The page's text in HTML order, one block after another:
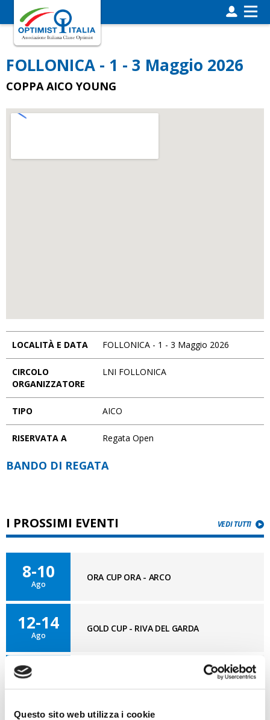
Questo sito web utilizza i cookie
FOLLONICA - 1 - 3 Maggio 2026
COPPA AICO YOUNG
LOCALITÀ E DATA FOLLONICA - 1 - 3 Maggio 2026
CIRCOLO
ORGANIZZATORE
LNI FOLLONICA
TIPO AICO
RISERVATA A Regata Open
BANDO DI REGATA
I PROSSIMI EVENTI VEDI TUTTI
8-10
Ago
ORA CUP ORA - ARCO
12-14
Ago
GOLD CUP - RIVA DEL GARDA
27-1
Ago
CAMPIONATI ITALIANI IN SINGOLO -
MARINA DI RAVENNA